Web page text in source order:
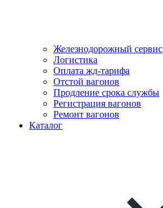
Железнодорожный сервис
Логистика
Оплата жд-тарифа
Отстой вагонов
Продление срока службы
Регистрация вагонов
Ремонт вагонов
Каталог